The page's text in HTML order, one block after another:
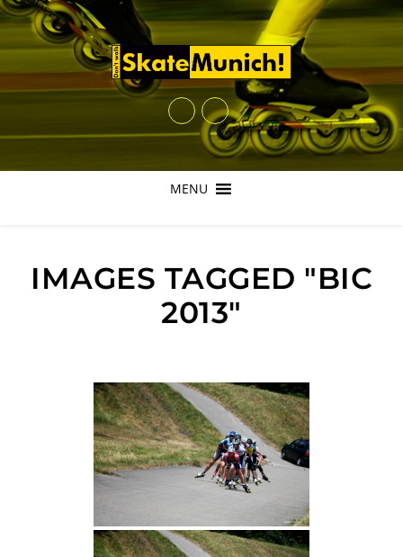
MENU
IMAGES TAGGED "BIC
2013"